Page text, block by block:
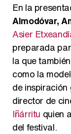
En la
Almodóvar,
Asier
preparada
la que
como la
de
director de
Iñárritu quien
del festival.